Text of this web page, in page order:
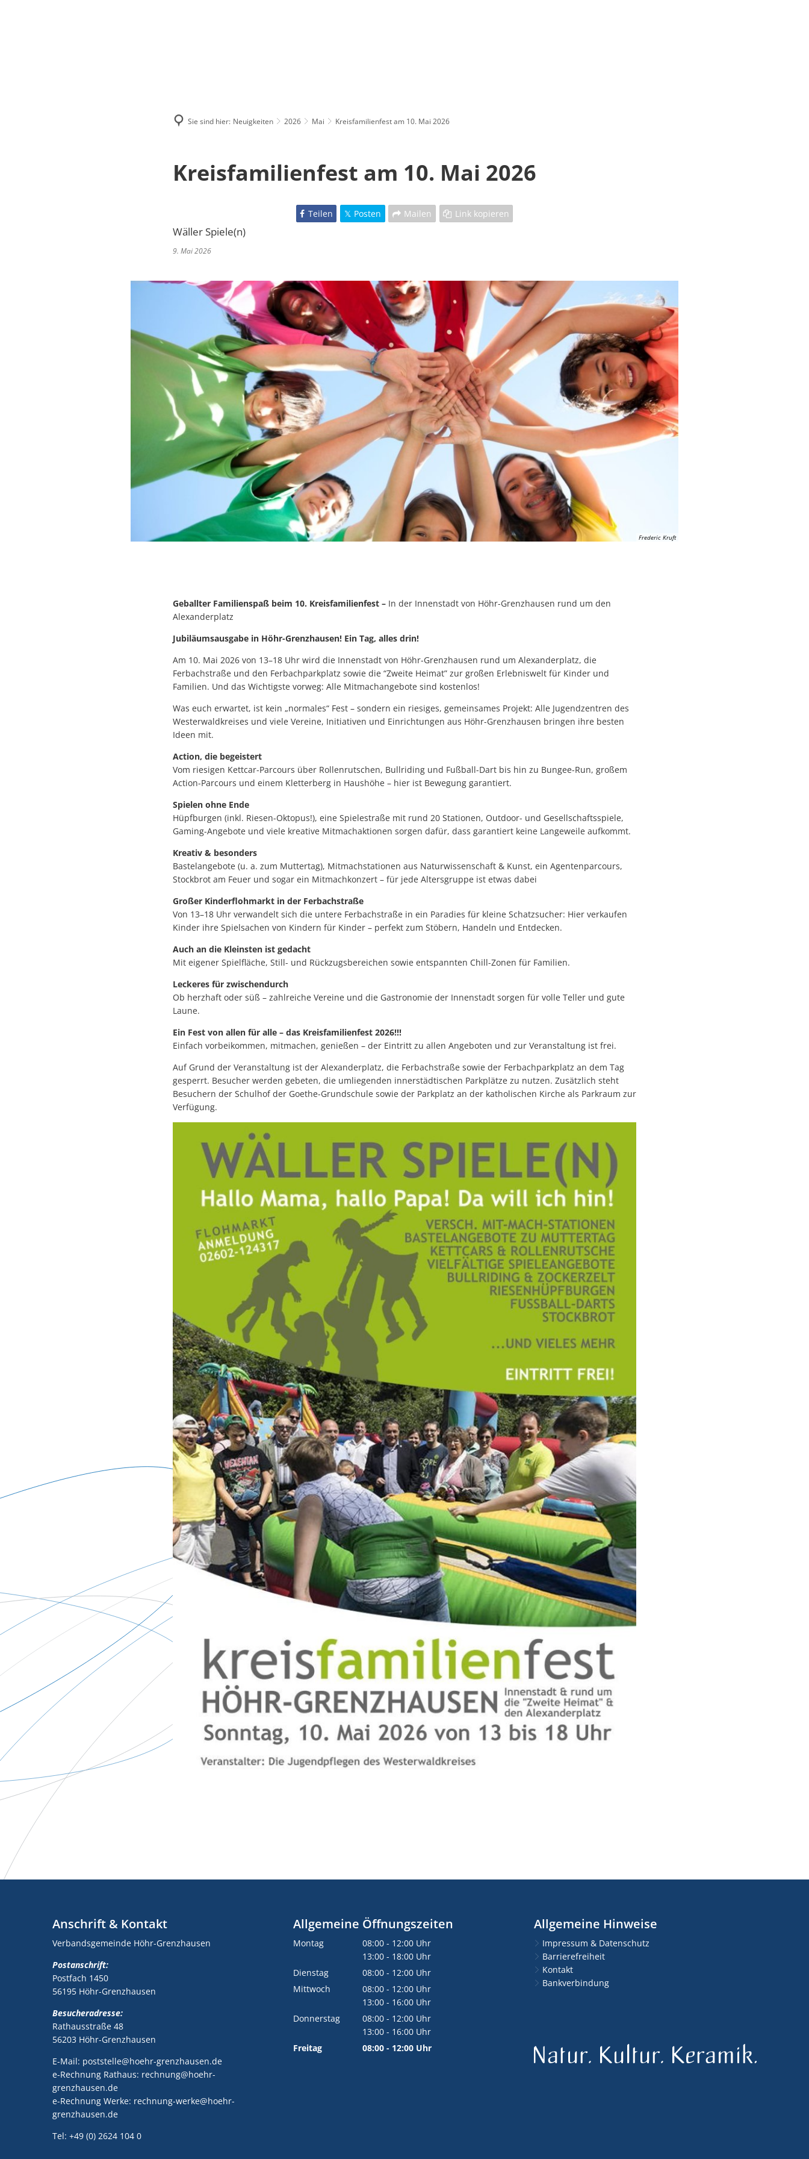
Sie sind hier: Neuigkeiten 2026 Mai Kreisfamilienfest am 10. Mai 2026
Kreisfamilienfest am 10. Mai 2026
Teilen Posten Mailen Link kopieren
Wäller Spiele(n)
9. Mai 2026
Frederic Kruft
Geballter Familienspaß beim 10. Kreisfamilienfest – In der Innenstadt von Höhr-Grenzhausen rund um den
Alexanderplatz
Jubiläumsausgabe in Höhr-Grenzhausen! Ein Tag, alles drin!
Am 10. Mai 2026 von 13–18 Uhr wird die Innenstadt von Höhr-Grenzhausen rund um Alexanderplatz, die
Ferbachstraße und den Ferbachparkplatz sowie die “Zweite Heimat” zur großen Erlebniswelt für Kinder und
Familien. Und das Wichtigste vorweg: Alle Mitmachangebote sind kostenlos!
Was euch erwartet, ist kein „normales“ Fest – sondern ein riesiges, gemeinsames Projekt: Alle Jugendzentren des
Westerwaldkreises und viele Vereine, Initiativen und Einrichtungen aus Höhr-Grenzhausen bringen ihre besten
Ideen mit.
Action, die begeistert
Vom riesigen Kettcar-Parcours über Rollenrutschen, Bullriding und Fußball-Dart bis hin zu Bungee-Run, großem
Action-Parcours und einem Kletterberg in Haushöhe – hier ist Bewegung garantiert.
Spielen ohne Ende
Hüpfburgen (inkl. Riesen-Oktopus!), eine Spielestraße mit rund 20 Stationen, Outdoor- und Gesellschaftsspiele,
Gaming-Angebote und viele kreative Mitmachaktionen sorgen dafür, dass garantiert keine Langeweile aufkommt.
Kreativ & besonders
Bastelangebote (u. a. zum Muttertag), Mitmachstationen aus Naturwissenschaft & Kunst, ein Agentenparcours,
Stockbrot am Feuer und sogar ein Mitmachkonzert – für jede Altersgruppe ist etwas dabei
Großer Kinderflohmarkt in der Ferbachstraße
Von 13–18 Uhr verwandelt sich die untere Ferbachstraße in ein Paradies für kleine Schatzsucher: Hier verkaufen
Kinder ihre Spielsachen von Kindern für Kinder – perfekt zum Stöbern, Handeln und Entdecken.
Auch an die Kleinsten ist gedacht
Mit eigener Spielfläche, Still- und Rückzugsbereichen sowie entspannten Chill-Zonen für Familien.
Leckeres für zwischendurch
Ob herzhaft oder süß – zahlreiche Vereine und die Gastronomie der Innenstadt sorgen für volle Teller und gute
Laune.
Ein Fest von allen für alle – das Kreisfamilienfest 2026!!!
Einfach vorbeikommen, mitmachen, genießen – der Eintritt zu allen Angeboten und zur Veranstaltung ist frei.
Auf Grund der Veranstaltung ist der Alexanderplatz, die Ferbachstraße sowie der Ferbachparkplatz an dem Tag
gesperrt. Besucher werden gebeten, die umliegenden innerstädtischen Parkplätze zu nutzen. Zusätzlich steht
Besuchern der Schulhof der Goethe-Grundschule sowie der Parkplatz an der katholischen Kirche als Parkraum zur
Verfügung.
Anschrift & Kontakt
Verbandsgemeinde Höhr-Grenzhausen
Postanschrift:
Postfach 1450
56195 Höhr-Grenzhausen
Besucheradresse:
Rathausstraße 48
56203 Höhr-Grenzhausen
E-Mail: poststelle@hoehr-grenzhausen.de
e-Rechnung Rathaus: rechnung@hoehr-
grenzhausen.de
e-Rechnung Werke: rechnung-werke@hoehr-
grenzhausen.de
Tel: +49 (0) 2624 104 0
Allgemeine Öffnungszeiten
Montag 08:00 - 12:00 Uhr
Von 08:00 bis 12:00 Uhr
13:00 - 18:00 Uhr
Von 13:00 bis 18:00 Uhr
Dienstag 08:00 - 12:00 Uhr
Von 08:00 bis 12:00 Uhr
Mittwoch 08:00 - 12:00 Uhr
Von 08:00 bis 12:00 Uhr
13:00 - 16:00 Uhr
Von 13:00 bis 16:00 Uhr
Donnerstag 08:00 - 12:00 Uhr
Von 08:00 bis 12:00 Uhr
13:00 - 16:00 Uhr
Von 13:00 bis 16:00 Uhr
Freitag 08:00 - 12:00 Uhr
Allgemeine Hinweise
Impressum & Datenschutz
Barrierefreiheit
Kontakt
Bankverbindung